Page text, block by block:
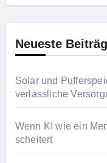
Neueste
Solar und
verlässliche
Wenn KI wie ein
scheitert